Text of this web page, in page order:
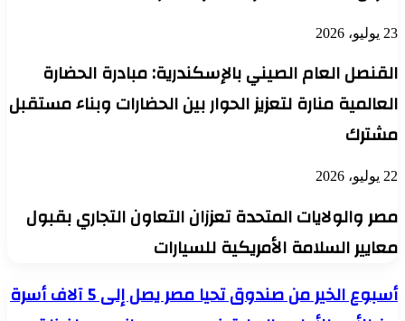
23 يوليو، 2026
القنصل العام الصيني بالإسكندرية: مبادرة الحضارة
العالمية منارة لتعزيز الحوار بين الحضارات وبناء مستقبل
مشترك
22 يوليو، 2026
مصر والولايات المتحدة تعززان التعاون التجاري بقبول
معايير السلامة الأمريكية للسيارات
أسبوع
الخير
أسبوع الخير من صندوق تحيا مصر يصل إلى 5 آلاف أسرة